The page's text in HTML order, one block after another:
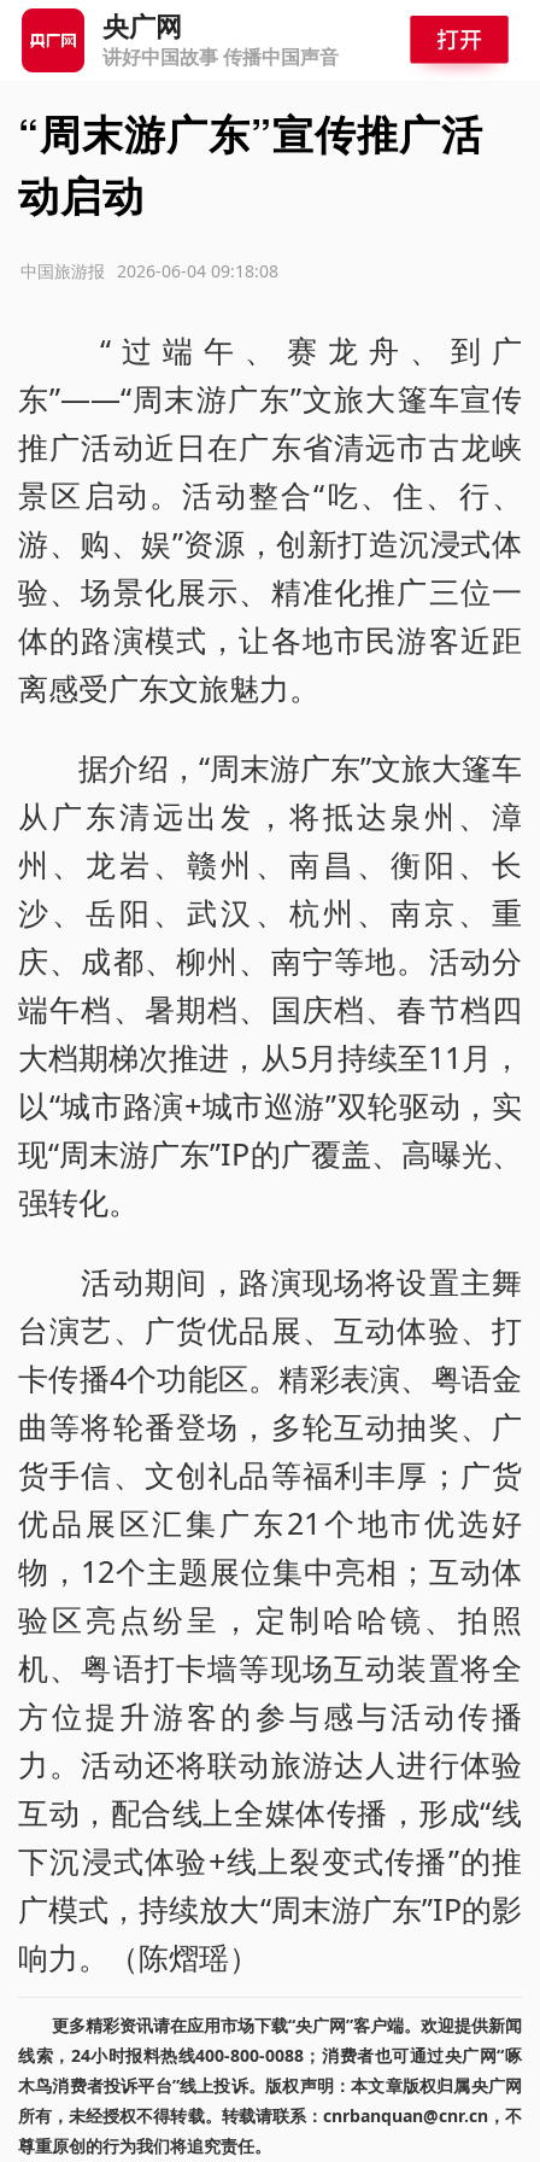
央广网
讲好中国故事 传播中国声音
“周末游广东”宣传推广活
动启动
2026-06-04 09:18:08
中国旅游报
“过端午、赛龙舟、到广
东”——“周末游广东”文旅大篷车宣传
推广活动近日在广东省清远市古龙峡
景区启动。活动整合“吃、住、行、
游、购、娱”资源，创新打造沉浸式体
验、场景化展示、精准化推广三位一
体的路演模式，让各地市民游客近距
离感受广东文旅魅力。
据介绍，“周末游广东”文旅大篷车
从广东清远出发，将抵达泉州、漳
州、龙岩、赣州、南昌、衡阳、长
沙、岳阳、武汉、杭州、南京、重
庆、成都、柳州、南宁等地。活动分
端午档、暑期档、国庆档、春节档四
大档期梯次推进，从5月持续至11月，
以“城市路演+城市巡游”双轮驱动，实
现“周末游广东”IP的广覆盖、高曝光、
强转化。
活动期间，路演现场将设置主舞
台演艺、广货优品展、互动体验、打
卡传播4个功能区。精彩表演、粤语金
曲等将轮番登场，多轮互动抽奖、广
货手信、文创礼品等福利丰厚；广货
优品展区汇集广东21个地市优选好
物，12个主题展位集中亮相；互动体
验区亮点纷呈，定制哈哈镜、拍照
机、粤语打卡墙等现场互动装置将全
方位提升游客的参与感与活动传播
力。活动还将联动旅游达人进行体验
互动，配合线上全媒体传播，形成“线
下沉浸式体验+线上裂变式传播”的推
广模式，持续放大“周末游广东”IP的影
响力。（陈熠瑶）
更多精彩资讯请在应用市场下载“央广网”客户端。欢迎提供新闻
线索，24小时报料热线400-800-0088；消费者也可通过央广网“啄
木鸟消费者投诉平台”线上投诉。版权声明：本文章版权归属央广网
所有，未经授权不得转载。转载请联系：cnrbanquan@cnr.cn，不
尊重原创的行为我们将追究责任。